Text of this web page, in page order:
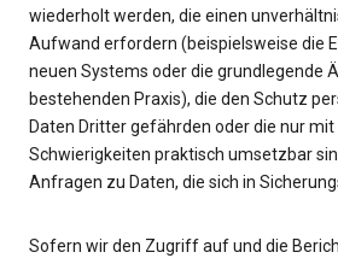
wiederholt werden, die einen
Aufwand erfordern (beispielsweise die
neuen Systems oder die grundlegende
bestehenden Praxis), die den Schutz
Daten Dritter gefährden oder die nur
Schwierigkeiten praktisch umsetzbar
Anfragen zu Daten, die sich in
Sofern wir den Zugriff auf und die